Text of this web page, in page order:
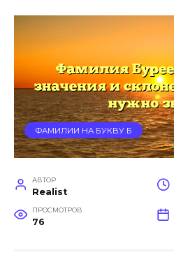
ФАМИЛИИ НА БУКВУ Б
АВТОР
Realist
ПРОСМОТРОВ
76